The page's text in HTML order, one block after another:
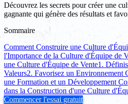
Découvrez les secrets pour créer une
gagnante qui génère des résultats et
Sommaire
Comment Construire une Culture
l'Importance de la Culture d'Équipe de
une Culture d'Équipe de Vente1.
Valeurs2. Favorisez un Environnement
une Formation et un Développement
dans la Construction d'une Culture
Commencer l'essai gratuit